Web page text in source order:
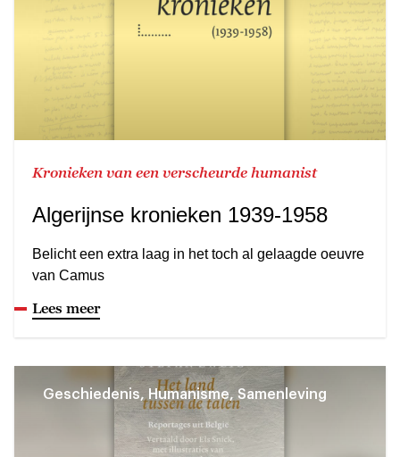
Kronieken van een verscheurde humanist
Algerijnse kronieken 1939-1958
Belicht een extra laag in het toch al gelaagde oeuvre
van Camus
Lees meer
Geschiedenis, Humanisme, Samenleving